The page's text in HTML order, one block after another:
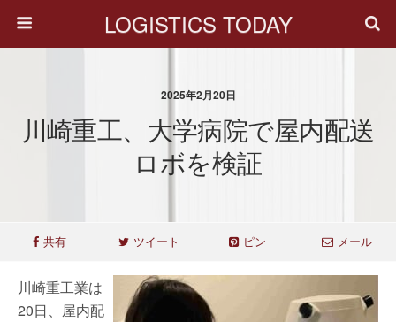
LOGISTICS TODAY
2025年2月20日
川崎重工、大学病院で屋内配送
ロボを検証
共有 ツイート ピン メール
川崎重工業は
20日、屋内配